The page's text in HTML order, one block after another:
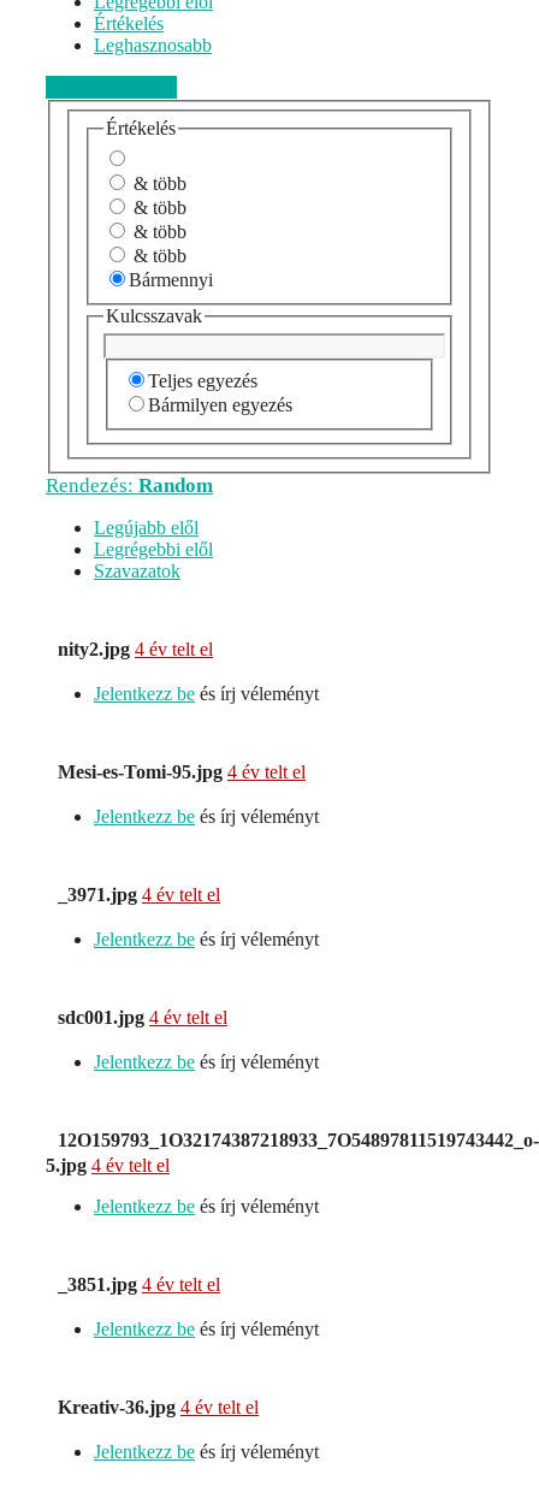
Értékelés
Leghasznosabb
Értékelés
& több
& több
& több
& több
Bármennyi
Kulcsszavak
Teljes egyezés
Bármilyen egyezés
Rendezés: Random
Legújabb elől
Legrégebbi elől
Szavazatok
nity2.jpg 4 év telt el
Jelentkezz be és írj véleményt
Mesi-es-Tomi-95.jpg 4 év telt el
Jelentkezz be és írj véleményt
_3971.jpg 4 év telt el
Jelentkezz be és írj véleményt
sdc001.jpg 4 év telt el
Jelentkezz be és írj véleményt
12O159793_1O32174387218933_7O54897811519743442_o-
5.jpg 4 év telt el
Jelentkezz be és írj véleményt
_3851.jpg 4 év telt el
Jelentkezz be és írj véleményt
Kreativ-36.jpg 4 év telt el
Jelentkezz be és írj véleményt